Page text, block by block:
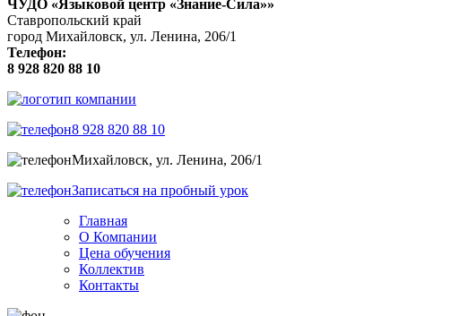
ЧУДО «Языковой центр «Знание-Сила»»
Ставропольский край
город Михайловск, ул. Ленина, 206/1
Телефон:
8 928 820 88 10
8 928 820 88 10
Михайловск, ул. Ленина, 206/1
Записаться на пробный урок
Главная
О Компании
Цена обучения
Коллектив
Контакты